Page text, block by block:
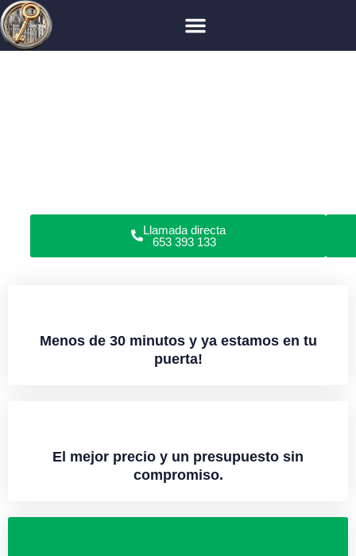
Cerrajero en Madrid
Cerrajero en Valverde
Llamada directa
653 393 133
Menos de 30 minutos y ya estamos en tu
puerta!
El mejor precio y un presupuesto sin
compromiso.